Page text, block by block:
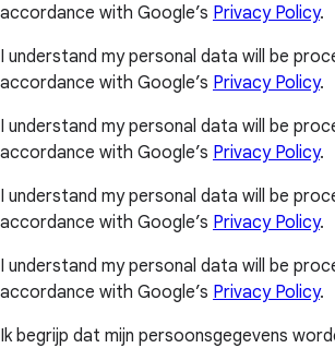
accordance with Google’s Privacy Policy.
I understand my personal data will be
accordance with Google’s Privacy Policy.
I understand my personal data will be
accordance with Google’s Privacy Policy.
I understand my personal data will be
accordance with Google’s Privacy Policy.
I understand my personal data will be
accordance with Google’s Privacy Policy.
Ik begrijp dat mijn persoonsgegevens